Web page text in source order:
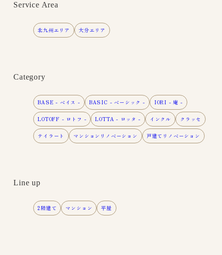
Service Area
北九州エリア 大分エリア
Category
BASE - ベイス - BASIC - ベーシック - IORI - 庵 -
LOTOFF - ロトフ - LOTTA - ロッタ - インクル クラッセ
テイラート マンションリノベーション 戸建てリノベーション
Line up
2階建て マンション 平屋